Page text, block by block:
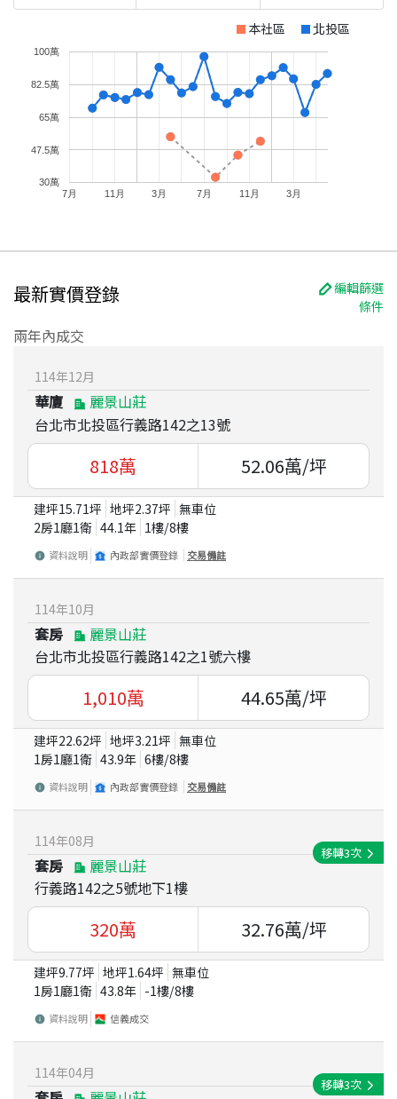
本社區 北投區
7月 11月 3月 7月 11月 3月
30萬
47.5萬
65萬
82.5萬
100萬
最新實價登錄
編輯篩選
條件
兩年內成交
114年12月
華廈
麗景山莊
台北市北投區行義路142之13號
818萬 52.06萬/坪
建坪15.71坪 地坪2.37坪 無車位
2房1廳1衛 44.1年 1樓/8樓
資料說明 內政部實價登錄 交易備註
114年10月
套房
麗景山莊
台北市北投區行義路142之1號六樓
1,010萬 44.65萬/坪
建坪22.62坪 地坪3.21坪 無車位
1房1廳1衛 43.9年 6樓/8樓
資料說明 內政部實價登錄 交易備註
114年08月
套房
麗景山莊
行義路142之5號地下1樓
移轉3次
320萬 32.76萬/坪
建坪9.77坪 地坪1.64坪 無車位
1房1廳1衛 43.8年 -1樓/8樓
資料說明 信義成交
114年04月
移轉3次